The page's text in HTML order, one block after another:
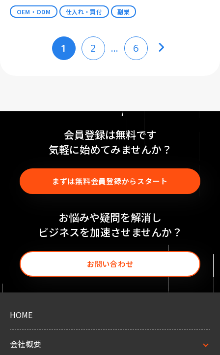
OEM・ODM 仕入れ・買付 副業
1 2 … 6
会員登録は無料です
気軽に始めてみませんか？
まずは無料会員登録からスタート
お悩みや疑問を解消し
ビジネスを加速させませんか？
お問い合わせ
HOME
会社概要